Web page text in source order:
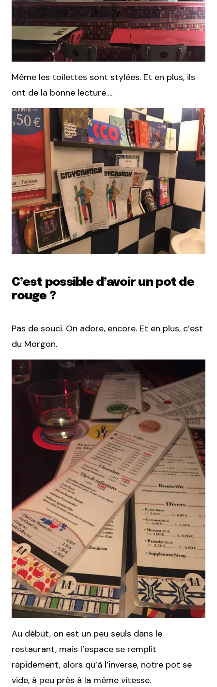
Même les toilettes sont stylées. Et en plus, ils
ont de la bonne lecture….
C’est possible d’avoir un pot de
rouge ?
Pas de souci. On adore, encore. Et en plus, c’est
du Morgon.
Au début, on est un peu seuls dans le
restaurant, mais l’espace se remplit
rapidement, alors qu’à l’inverse, notre pot se
vide, à peu près à la même vitesse.